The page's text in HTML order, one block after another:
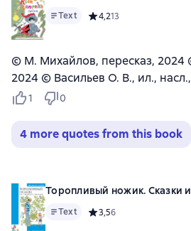
Text Средний рейтинг 4,2 на
4,213
© М. Михайлов, пересказ, 2024
2024 © Васильев О. В., ил.,
1 0
4 more quotes from this book
Торопливый ножик. Сказки
Text Средний рейтинг 3,5 на
3,56